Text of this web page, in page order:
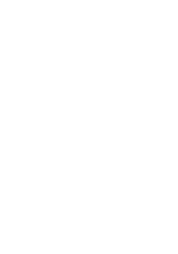
ICI
cherchez à renouveler
prix fort ? Contactez
pour une
une analyse
disponibles sur le
décider à
allez payer.
À